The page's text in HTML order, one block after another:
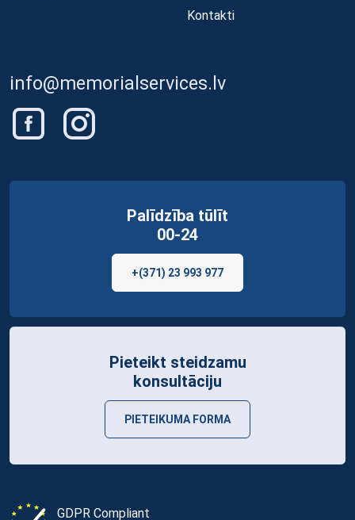
Kontakti
info@memorialservices.lv
GDPR Compliant
Palīdzība tūlīt
00-24
+(371) 23 993 977
Pieteikt steidzamu
konsultāciju
PIETEIKUMA FORMA